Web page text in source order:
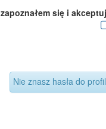
zapoznałem się i
Nie znasz hasła do